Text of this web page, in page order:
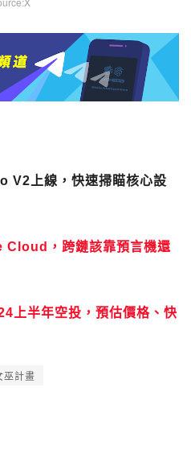
V2上線，快速掃瞄核心設
，跨鏈該靠預言機還
上半年空投，預估價格、快
巫計畫